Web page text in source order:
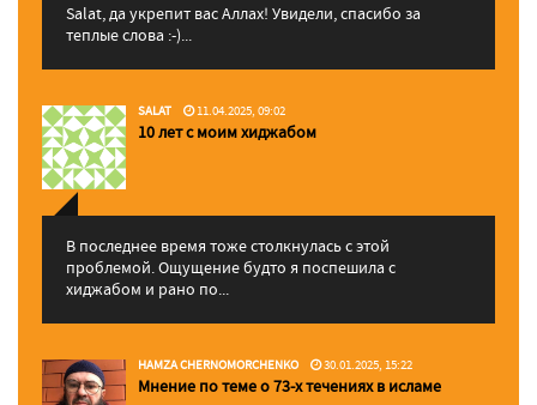
Salat, да укрепит вас Аллаx! Увидели, спасибо за
теплые слова :-)...
SALAT 11.04.2025, 09:02
10 лет с моим хиджабом
В последнее время тоже столкнулась с этой
проблемой. Ощущение будто я поспешила с
хиджабом и рано по...
HAMZA CHERNOMORCHENKO 30.01.2025, 15:22
Мнение по теме о 73-х течениях в исламе